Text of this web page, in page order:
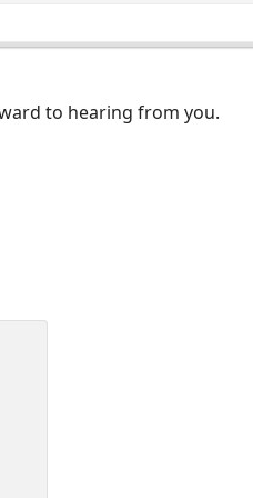
to hearing from you.